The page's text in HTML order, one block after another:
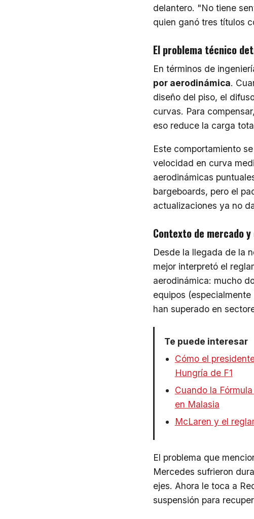
delantero. "No tiene
quien ganó tres títulos
El problema técnico
En términos de
por aerodinámica.
diseño del piso, el
curvas. Para
eso reduce la carga
Este comportamiento
velocidad en curva
aerodinámicas
bargeboards, pero el
actualizaciones ya no
Contexto de mercado
Desde la llegada de la
mejor interpretó el
aerodinámica: mucho
equipos
han superado en
Te puede interesar
Cómo el
Hungría de F1
Cuando la
en Malasia
McLaren y el
El problema que
Mercedes sufrieron
ejes. Ahora le toca a
suspensión para